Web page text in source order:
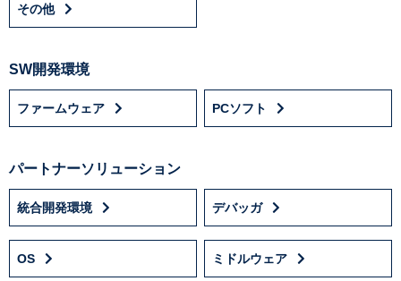
その他
SW開発環境
ファームウェア PCソフト
パートナーソリューション
統合開発環境 デバッガ
OS ミドルウェア